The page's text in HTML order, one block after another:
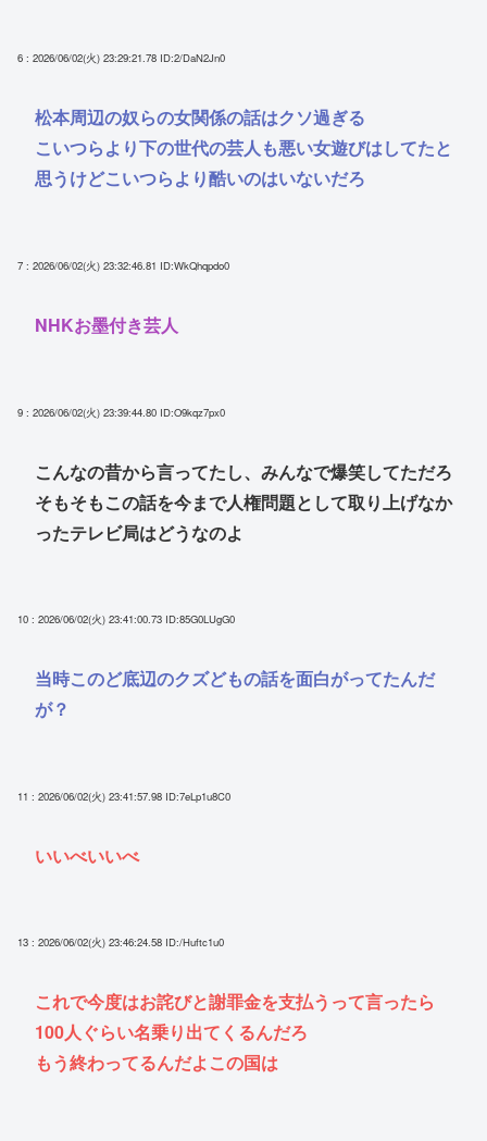
6 : 2026/06/02(火) 23:29:21.78 ID:2/DaN2Jn0
松本周辺の奴らの女関係の話はクソ過ぎる
こいつらより下の世代の芸人も悪い女遊びはしてたと
思うけどこいつらより酷いのはいないだろ
7 : 2026/06/02(火) 23:32:46.81 ID:WkQhqpdo0
NHKお墨付き芸人
9 : 2026/06/02(火) 23:39:44.80 ID:O9kqz7px0
こんなの昔から言ってたし、みんなで爆笑してただろ
そもそもこの話を今まで人権問題として取り上げなか
ったテレビ局はどうなのよ
10 : 2026/06/02(火) 23:41:00.73 ID:85G0LUgG0
当時このど底辺のクズどもの話を面白がってたんだ
が？
11 : 2026/06/02(火) 23:41:57.98 ID:7eLp1u8C0
いいべいいべ
13 : 2026/06/02(火) 23:46:24.58 ID:/Huftc1u0
これで今度はお詫びと謝罪金を支払うって言ったら
100人ぐらい名乗り出てくるんだろ
もう終わってるんだよこの国は